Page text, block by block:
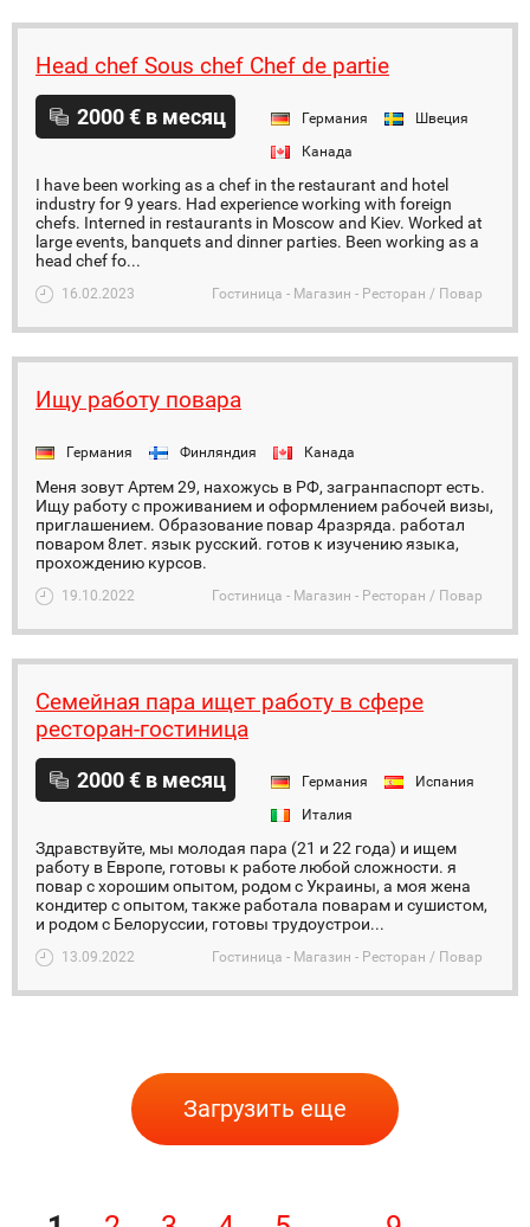
Head chef Sous chef Chef de partie
2000 € в месяц Германия
Швеция
Канада
I have been working as a chef in the restaurant and hotel
industry for 9 years. Had experience working with foreign
chefs. Interned in restaurants in Moscow and Kiev. Worked at
large events, banquets and dinner parties. Been working as a
head chef fo...
16.02.2023 Гостиница - Магазин - Ресторан / Повар
Ищу работу повара
Германия Финляндия Канада
Меня зовут Артем 29, нахожусь в РФ, загранпаспорт есть.
Ищу работу с проживанием и оформлением рабочей визы,
приглашением. Образование повар 4разряда. работал
поваром 8лет. язык русский. готов к изучению языка,
прохождению курсов.
19.10.2022 Гостиница - Магазин - Ресторан / Повар
Семейная пара ищет работу в сфере
ресторан-гостиница
2000 € в месяц Германия
Испания
Италия
Здравствуйте, мы молодая пара (21 и 22 года) и ищем
работу в Европе, готовы к работе любой сложности. я
повар с хорошим опытом, родом с Украины, а моя жена
кондитер с опытом, также работала поварам и сушистом,
и родом с Белоруссии, готовы трудоустрои...
13.09.2022 Гостиница - Магазин - Ресторан / Повар
Загрузить еще